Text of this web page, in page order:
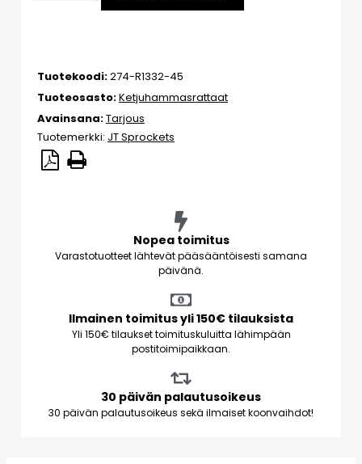
Tuotekoodi:274-R1332-45
Tuoteosasto:Ketjuhammasrattaat
Avainsana:Tarjous
Tuotemerkki: JT Sprockets
Nopea toimitus
Varastotuotteet lähtevät pääsääntöisesti samana
päivänä.
Ilmainen toimitus yli 150€ tilauksista
Yli 150€ tilaukset toimituskuluitta lähimpään
postitoimipaikkaan.
30 päivän palautusoikeus
30 päivän palautusoikeus sekä ilmaiset koonvaihdot!